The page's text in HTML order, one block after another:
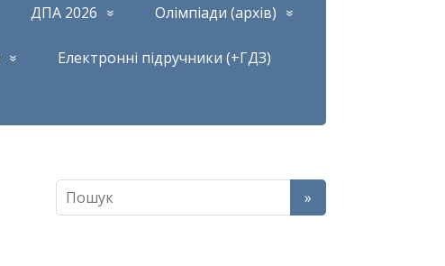
ДПА 2026 Олімпіади (архів)
Електронні підручники (+ГДЗ)